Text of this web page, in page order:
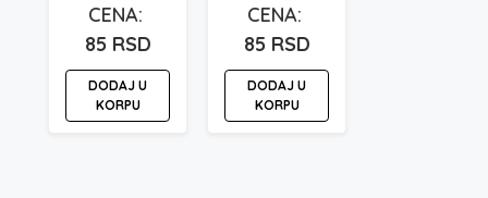
85 RSD
DODAJ U
KORPU
85 RSD
DODAJ U
KORPU